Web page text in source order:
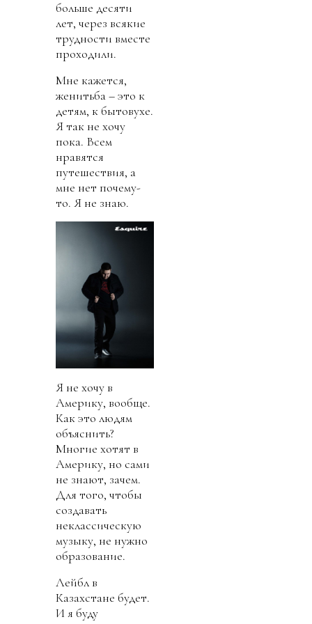
больше десяти
лет, через всякие
трудности вместе
проходили.
Мне кажется,
женитьба – это к
детям, к бытовухе.
Я так не хочу
пока. Всем
нравятся
путешествия, а
мне нет почему-
то. Я не знаю.
Я не хочу в
Америку, вообще.
Как это людям
объяснить?
Многие хотят в
Америку, но сами
не знают, зачем.
Для того, чтобы
создавать
неклассическую
музыку, не нужно
образование.
Лейбл в
Казахстане будет.
И я буду